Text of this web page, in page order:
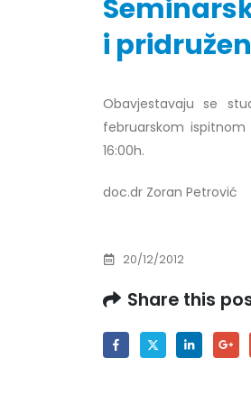
i
Obavjestavaju se
februarskom ispitnom
16:00h.
doc.dr Zoran Petrović
20/12/2012
Share this
godine
30/07/2026
godine
Prof. dr Srđan
29/07/2026
Prof. dr Azijada
ispita